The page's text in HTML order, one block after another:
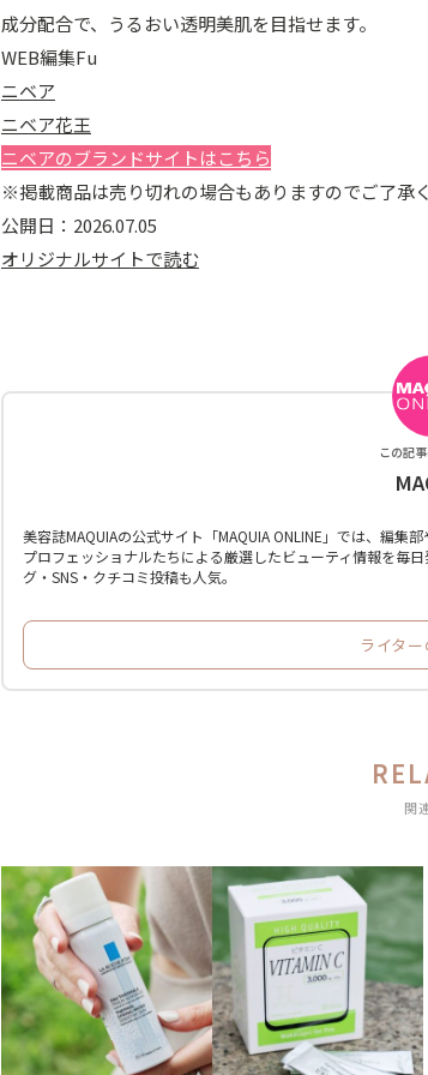
成分配合で、うるおい透明美肌を目指せます。
WEB編集Fu
ニベア
ニベア花王
ニベアのブランドサイトはこちら
※掲載商品は売り切れの場合もありますのでご了承
公開日： 2026.07.05
オリジナルサイトで読む
この記
美容誌MAQUIAの公式サイト「MAQUIA ONLINE」では、編集
プロフェッショナルたちによる厳選したビューティ情報を毎
グ・SNS・クチコミ投稿も人気。
ライタ
関